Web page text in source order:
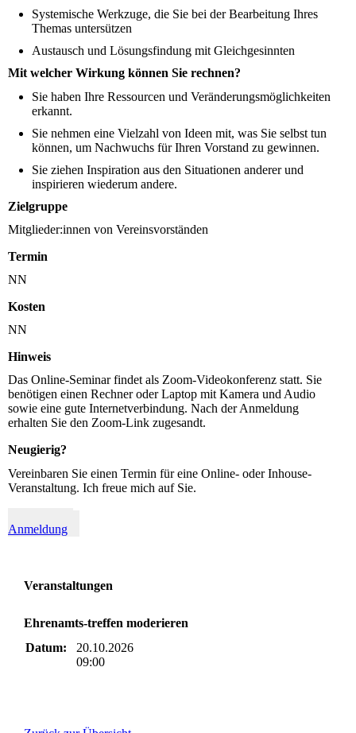
Systemische Werkzuge, die Sie bei der Bearbeitung Ihres
Themas untersützen
Austausch und Lösungsfindung mit Gleichgesinnten
Mit welcher Wirkung können Sie rechnen?
Sie haben Ihre Ressourcen und Veränderungsmöglichkeiten
erkannt.
Sie nehmen eine Vielzahl von Ideen mit, was Sie selbst tun
können, um Nachwuchs für Ihren Vorstand zu gewinnen.
Sie ziehen Inspiration aus den Situationen anderer und
inspirieren wiederum andere.
Zielgruppe
Mitglieder:innen von Vereinsvorständen
Termin
NN
Kosten
NN
Hinweis
Das Online-Seminar findet als Zoom-Videokonferenz statt. Sie
benötigen einen Rechner oder Laptop mit Kamera und Audio
sowie eine gute Internetverbindung. Nach der Anmeldung
erhalten Sie den Zoom-Link zugesandt.
Neugierig?
Vereinbaren Sie einen Termin für eine Online- oder Inhouse-
Veranstaltung. Ich freue mich auf Sie.
Anmeldung
Veranstaltungen
Ehrenamts-treffen moderieren
Datum:
20.10.2026
09:00